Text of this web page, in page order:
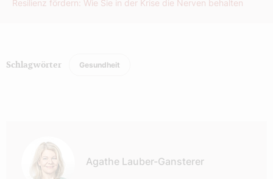
Resilienz fördern: Wie Sie in der Krise die Nerven behalten
Schlagwörter Gesundheit
Agathe Lauber-Gansterer